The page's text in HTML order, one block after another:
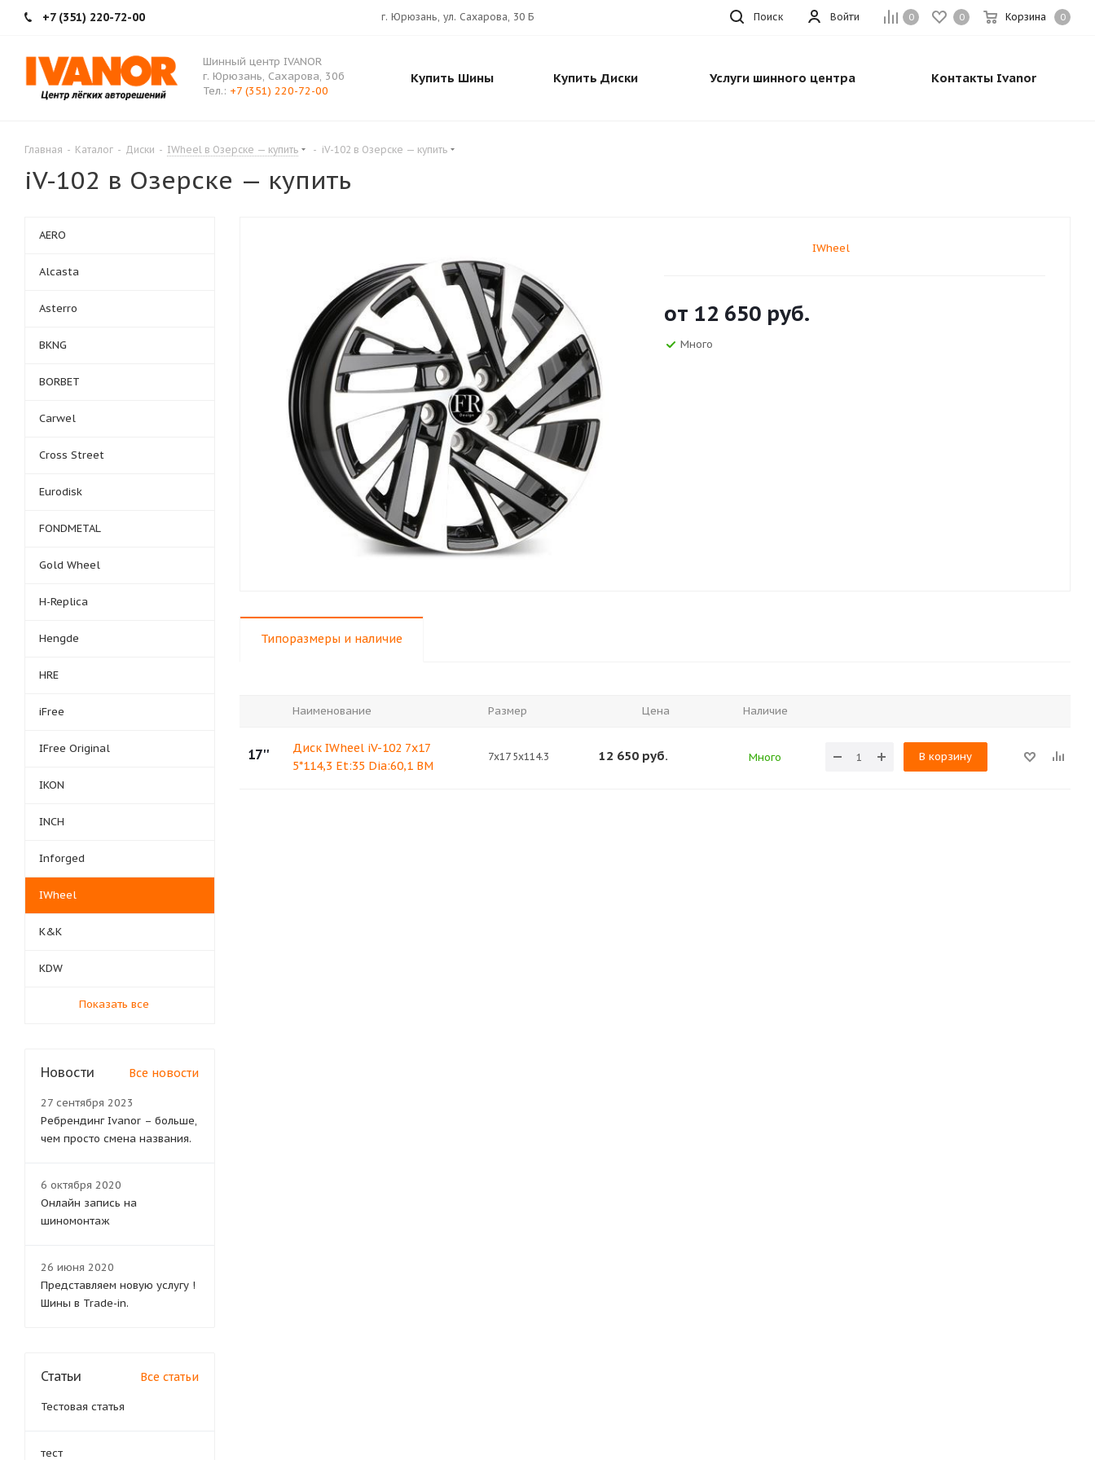
+7 (351) 220-72-00 0 0 Корзина 0
Войти
г. Юрюзань, ул. Сахарова, 30 Б Поиск
Шинный центр IVANOR
г. Юрюзань, Сахарова, 30б
Тел.: +7 (351) 220-72-00
Купить Шины Купить Диски Услуги шинного центра Контакты Ivanor
Главная - Каталог - Диски - IWheel в Озерске — купить - iV-102 в Озерске — купить
iV-102 в Озерске — купить
IWheel
от 12 650 руб.
Много
Типоразмеры и наличие
Наименование Размер Цена Наличие
17''
Диск IWheel iV-102 7x17
5*114,3 Et:35 Dia:60,1 BM
7x17 5x114.3 12 650 руб. Много В корзину
AERO
Alcasta
Asterro
BKNG
BORBET
Carwel
Cross Street
Eurodisk
FONDMETAL
Gold Wheel
H-Replica
Hengde
HRE
iFree
IFree Original
IKON
INCH
Inforged
IWheel
K&K
KDW
Показать все
Новости Все новости
27 сентября 2023
Ребрендинг Ivanor – больше,
чем просто смена названия.
6 октября 2020
Онлайн запись на
шиномонтаж
26 июня 2020
Представляем новую услугу !
Шины в Trade-in.
Статьи Все статьи
Тестовая статья
тест